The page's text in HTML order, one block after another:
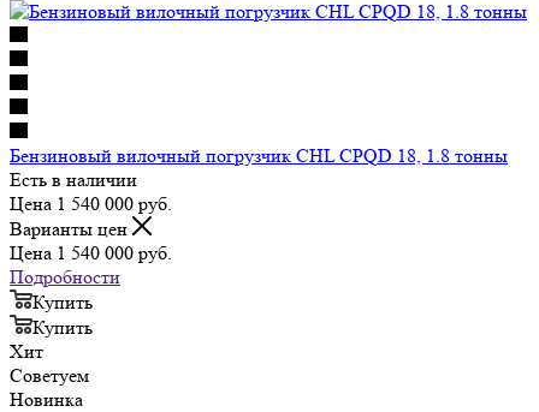
Бензиновый вилочный погрузчик CHL CPQD 18, 1.8 тонны
Есть в наличии
Цена 1 540 000 руб.
Варианты цен
Цена 1 540 000 руб.
Подробности
Купить
Купить
Хит
Советуем
Новинка